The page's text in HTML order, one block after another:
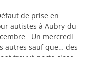
de prise en
autistes à Aubry-du-
Un mercredi
autres sauf que… des